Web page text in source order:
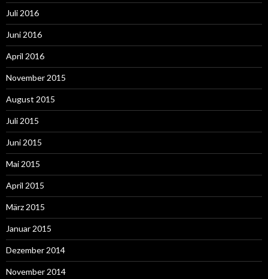
Juli 2016
Juni 2016
April 2016
November 2015
August 2015
Juli 2015
Juni 2015
Mai 2015
April 2015
März 2015
Januar 2015
Dezember 2014
November 2014